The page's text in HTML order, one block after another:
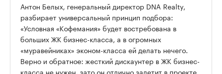
Антон Белых, генеральный директор DNA Realty,
разбирает универсальный принцип подбора:
«Условная «Кофемания» будет востребована в
больших ЖК бизнес-класса, а в огромных
«муравейниках» эконом-класса ей делать нечего.
Верно и обратное: жесткий дискаунтер в ЖК бизнес-
класса не нужен, зато он отлично залетит в проекте